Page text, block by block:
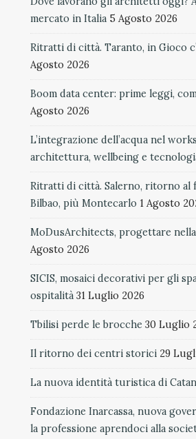
mercato in Italia 5 Agosto 2026
Ritratti di città. Taranto, in Gioco
Agosto 2026
Boom data center: prime leggi,
Agosto 2026
L’integrazione dell’acqua nel
architettura, wellbeing e
Ritratti di città. Salerno, ritorno al
Bilbao, più Montecarlo 1 Agosto
MoDusArchitects, progettare
Agosto 2026
SICIS, mosaici decorativi per gli
ospitalità 31 Luglio 2026
Tbilisi perde le brocche 30 Luglio
Il ritorno dei centri storici 29
La nuova identità turistica di
Fondazione Inarcassa, nuova
la professione aprendoci alla